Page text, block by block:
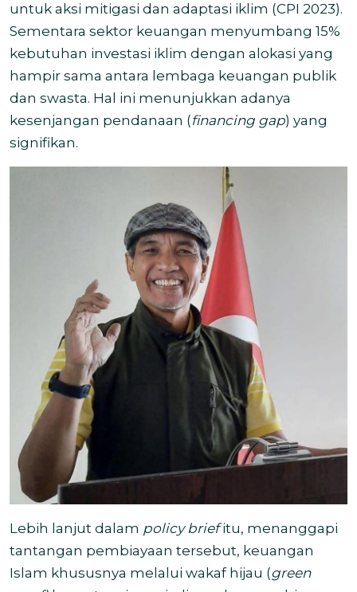
untuk aksi mitigasi dan adaptasi iklim (CPI 2023).
Sementara sektor keuangan menyumbang 15%
kebutuhan investasi iklim dengan alokasi yang
hampir sama antara lembaga keuangan publik
dan swasta. Hal ini menunjukkan adanya
kesenjangan pendanaan (financing gap) yang
signifikan.
Lebih lanjut dalam policy briefitu, menanggapi
tantangan pembiayaan tersebut, keuangan
Islam khususnya melalui wakaf hijau (green